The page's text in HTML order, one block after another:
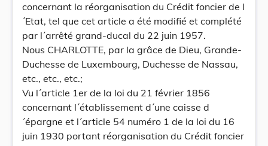
concernant la réorganisation du Crédit foncier de l
´Etat, tel que cet article a été modifié et complété
par l´arrêté grand-ducal du 22 juin 1957.
Nous CHARLOTTE, par la grâce de Dieu, Grande-
Duchesse de Luxembourg, Duchesse de Nassau,
etc., etc., etc.;
Vu l´article 1er de la loi du 21 février 1856
concernant l´établissement d´une caisse d
´épargne et l´article 54 numéro 1 de la loi du 16
juin 1930 portant réorganisation du Crédit foncier